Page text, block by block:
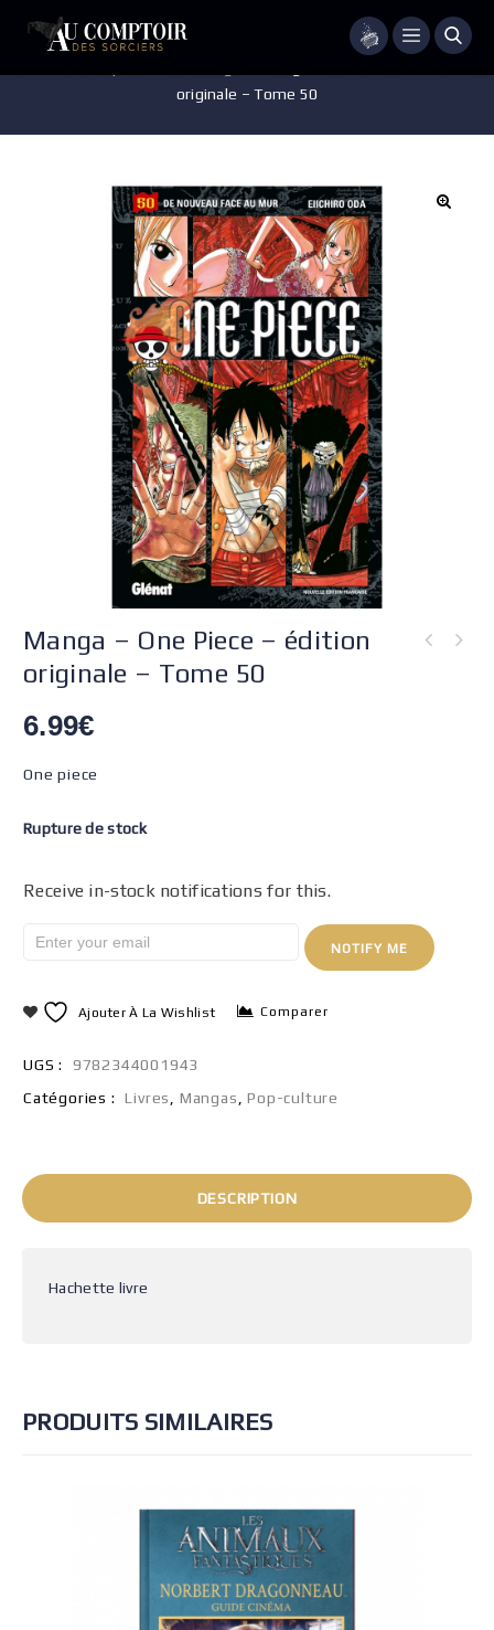
Menu
originale – Tome 50
Manga – One Piece – édition
originale – Tome 50
6.99€
One piece
Rupture de stock
Receive in-stock notifications for this.
NOTIFY ME
Ajouter À La Wishlist Comparer
UGS :
9782344001943
Catégories :
Livres Mangas ,Pop-culture
DESCRIPTION
Hachette livre
PRODUITS SIMILAIRES